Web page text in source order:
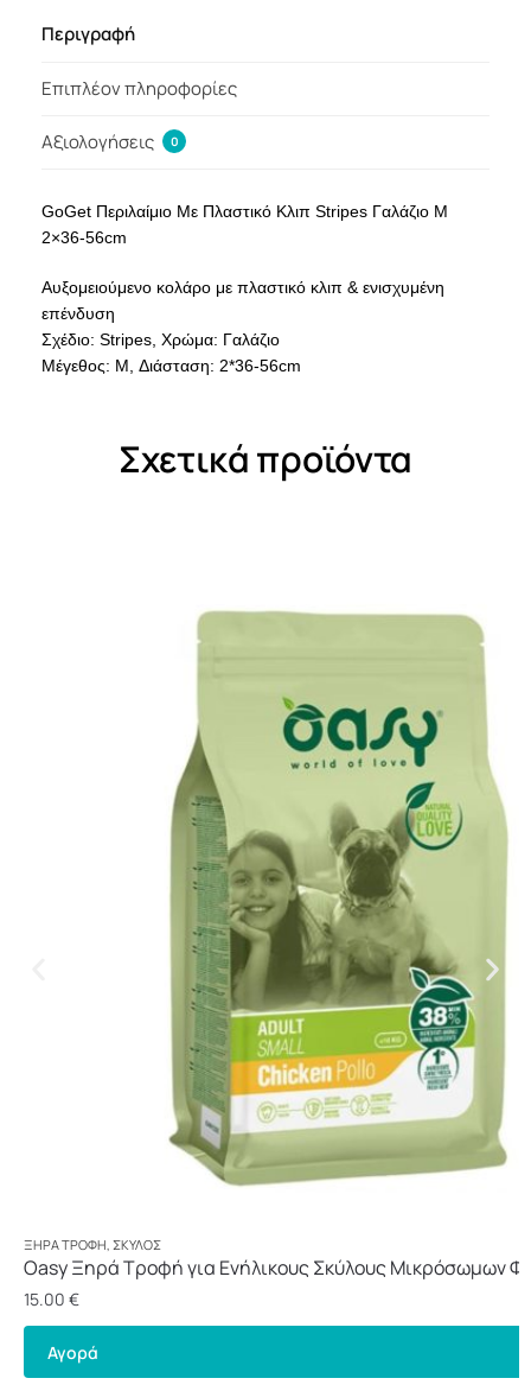
Περιγραφή
Επιπλέον πληροφορίες
Αξιολογήσεις 0
GoGet Περιλαίμιο Με Πλαστικό Κλιπ Stripes Γαλάζιο M
2×36-56cm
Αυξομειούμενο κολάρο με πλαστικό κλιπ & ενισχυμένη
επένδυση
Σχέδιο: Stripes, Χρώμα: Γαλάζιο
Μέγεθος: M, Διάσταση: 2*36-56cm
Σχετικά προϊόντα
ΞΗΡΆ ΤΡΟΦΉ, ΣΚΎΛΟΣ
Oasy Ξηρά Τροφή για Ενήλικους Σκύλους Μικρόσωμων
Κοτόπουλο 3kg
15.00 €
Αγορά